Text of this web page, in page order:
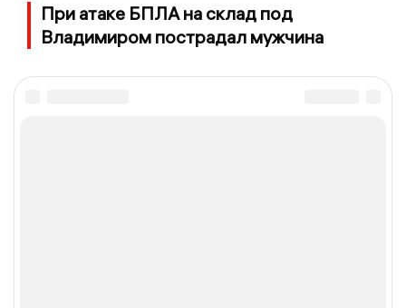
При атаке БПЛА на склад под
Владимиром пострадал мужчина